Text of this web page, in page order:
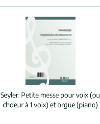
Seyler: Petite messe pour voix (ou
choeur à 1 voix) et orgue (piano)